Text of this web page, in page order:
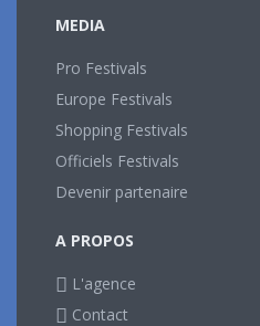
MEDIA
Pro Festivals
Europe Festivals
Shopping Festivals
Officiels Festivals
Devenir partenaire
A PROPOS
L'agence
Contact